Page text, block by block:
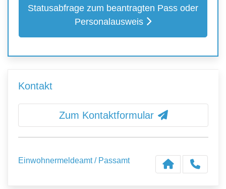
Statusabfrage zum beantragten Pass oder
Personalausweis
Kontakt
Zum Kontaktformular
Einwohnermeldeamt / Passamt